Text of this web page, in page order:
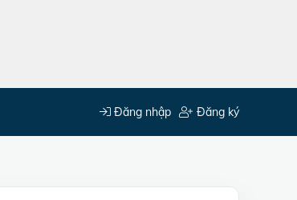
Đăng nhập Đăng ký